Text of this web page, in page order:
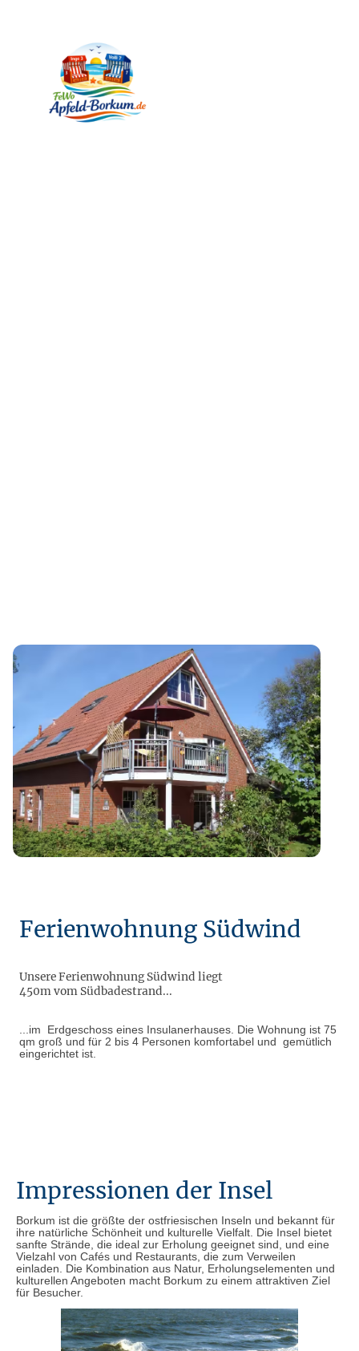
Ferienwohnung Südwind
Unsere Ferienwohnung Südwind liegt
450m vom Südbadestrand...
...im Erdgeschoss eines Insulanerhauses. Die Wohnung ist 75
qm groß und für 2 bis 4 Personen komfortabel und gemütlich
eingerichtet ist.
Impressionen der Insel
Borkum ist die größte der ostfriesischen Inseln und bekannt für
ihre natürliche Schönheit und kulturelle Vielfalt. Die Insel bietet
sanfte Strände, die ideal zur Erholung geeignet sind, und eine
Vielzahl von Cafés und Restaurants, die zum Verweilen
einladen. Die Kombination aus Natur, Erholungselementen und
kulturellen Angeboten macht Borkum zu einem attraktiven Ziel
für Besucher.